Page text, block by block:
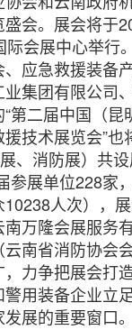
会。展会将于
际会展中心举行
应急救援装备
集团有限公司
第二届中国（昆
技术展览会”也
、消防展）共
参展单位228家
人次），
万隆会展服务
南省消防协会
力争把展会打
用装备企业立
展的重要窗口。